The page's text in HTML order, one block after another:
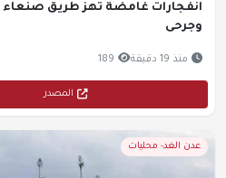
انفجارات غامضة تهز طريق
وجرحى
منذ 19 دقيقة 189
المصدر
عدن الغد- محليات